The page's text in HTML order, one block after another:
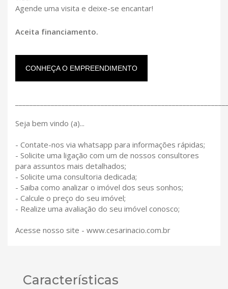
Agende uma visita e deixe-se encantar!
Aceita financiamento.
CONHEÇA O EMPREENDIMENTO
Seja bem vindo (a)...
- Contate-nos via whatsapp para informações rápidas;
- Solicite uma ligação com um de nossos consultores
para assuntos mais detalhados;
- Solicite uma consultoria dedicada;
- Saiba como analizar o imóvel dos seus sonhos;
- Calcule o preço do seu imóvel;
- Realize uma avaliação do seu imóvel conosco;
Acesse nosso site - www.cesarinacio.com.br
Características